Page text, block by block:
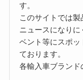
す。
このサイトでは
ニュースになり
ベント等にスポッ
ております。
各輸入車ブランド